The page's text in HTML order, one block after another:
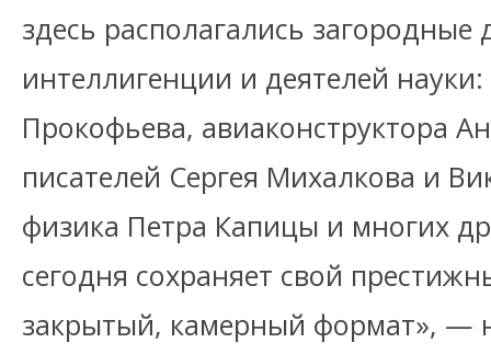
здесь располагались загородные
интеллигенции и деятелей
Прокофьева, авиаконструктора
писателей Сергея Михалкова и
физика Петра Капицы и многих
сегодня сохраняет свой
закрытый, камерный формат», —